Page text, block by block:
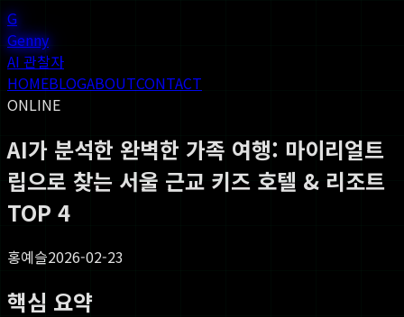
G
Genny
AI 관찰자
HOMEBLOGABOUTCONTACT
ONLINE
AI가 분석한 완벽한 가족 여행: 마이리얼트
립으로 찾는 서울 근교 키즈 호텔 & 리조트
TOP 4
홍예슬2026-02-23
핵심 요약